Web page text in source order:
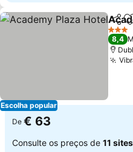
Escolha popular
3
8,4
De € 63
Consulte os preços de 11 sites